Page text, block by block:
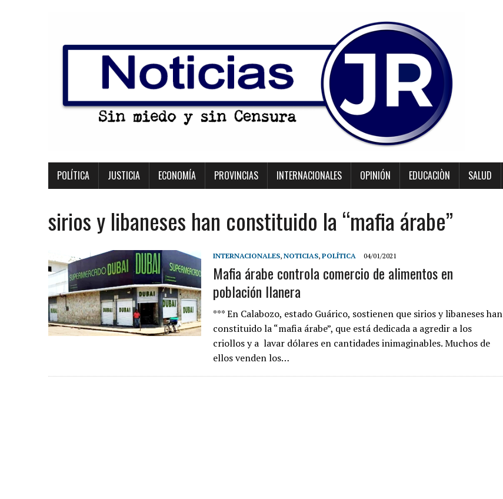
POLÍTICA JUSTICIA ECONOMÍA PROVINCIAS INTERNACIONALES OPINIÓN EDUCACIÒN SALUD
sirios y libaneses han constituido la “mafia árabe”
INTERNACIONALES, NOTICIAS, POLÍTICA 04/01/2021
Mafia árabe controla comercio de alimentos en
población llanera
*** En Calabozo, estado Guárico, sostienen que sirios y libaneses han
constituido la “mafia árabe”, que está dedicada a agredir a los
criollos y a lavar dólares en cantidades inimaginables. Muchos de
ellos venden los…